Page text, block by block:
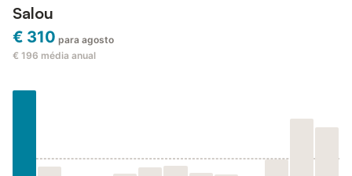
Salou
€ 310 para agosto
€ 196 média anual